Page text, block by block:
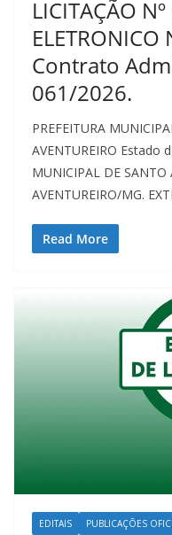
LICITAÇÃO
Contrato
061/2026.
PREFEITURA
AVENTUREIRO Estado
MUNICIPAL DE
AVENTUREIRO/MG.
Read More
EDITAIS PUBLICAÇÕES